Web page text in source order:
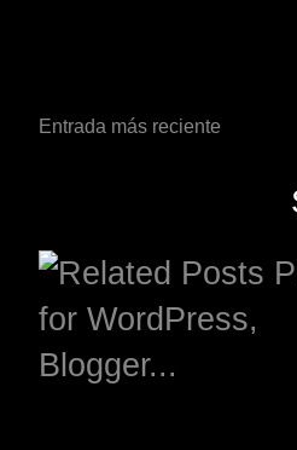
Entrada más reciente